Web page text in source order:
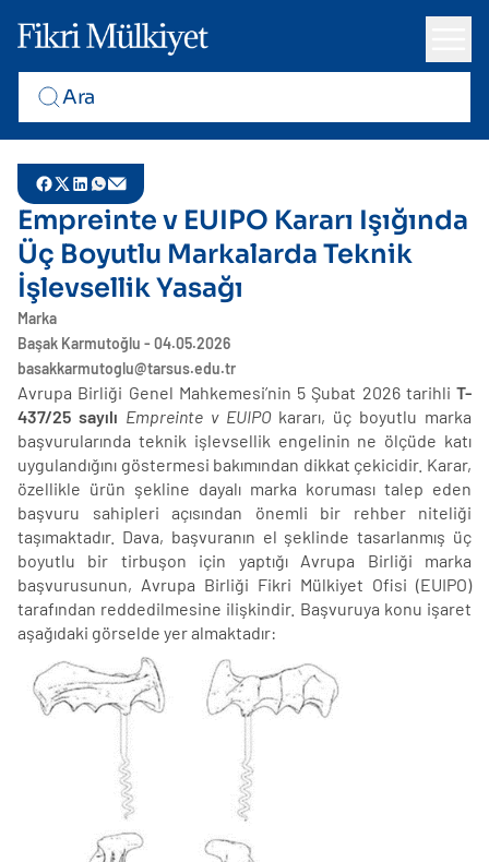
Empreinte v EUIPO Kararı Işığında
Üç Boyutlu Markalarda Teknik
İşlevsellik Yasağı
Marka
Başak Karmutoğlu - 04.05.2026
basakkarmutoglu@tarsus.edu.tr
Avrupa Birliği Genel Mahkemesi’nin 5 Şubat 2026 tarihli T-
437/25 sayılı Empreinte v EUIPOkararı, üç boyutlu marka
başvurularında teknik işlevsellik engelinin ne ölçüde katı
uygulandığını göstermesi bakımından dikkat çekicidir. Karar,
özellikle ürün şekline dayalı marka koruması talep eden
başvuru sahipleri açısından önemli bir rehber niteliği
taşımaktadır. Dava, başvuranın el şeklinde tasarlanmış üç
boyutlu bir tirbuşon için yaptığı Avrupa Birliği marka
başvurusunun, Avrupa Birliği Fikri Mülkiyet Ofisi (EUIPO)
tarafından reddedilmesine ilişkindir. Başvuruya konu işaret
aşağıdaki görselde yer almaktadır: